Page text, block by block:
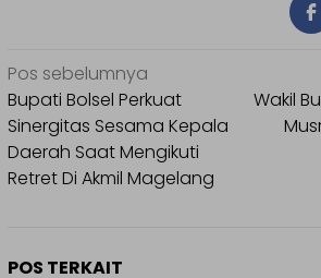
Navigasi
pos
Pos sebelumnya
Bupati Bolsel Perkuat
Sinergitas Sesama Kepala
Daerah Saat Mengikuti
Retret Di Akmil Magelang
Wakil
POS TERKAIT